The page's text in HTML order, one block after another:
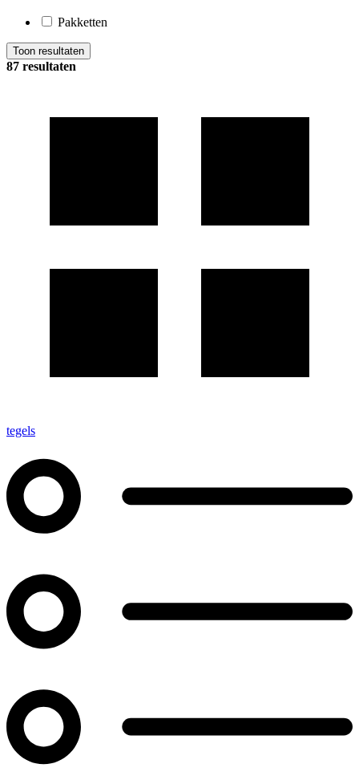
Pakketten
Toon resultaten
87 resultaten
tegels